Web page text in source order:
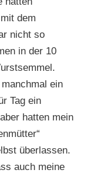
dem
nicht so
in der 10
ein
Tag ein
hatten mein
überlassen.
auch meine